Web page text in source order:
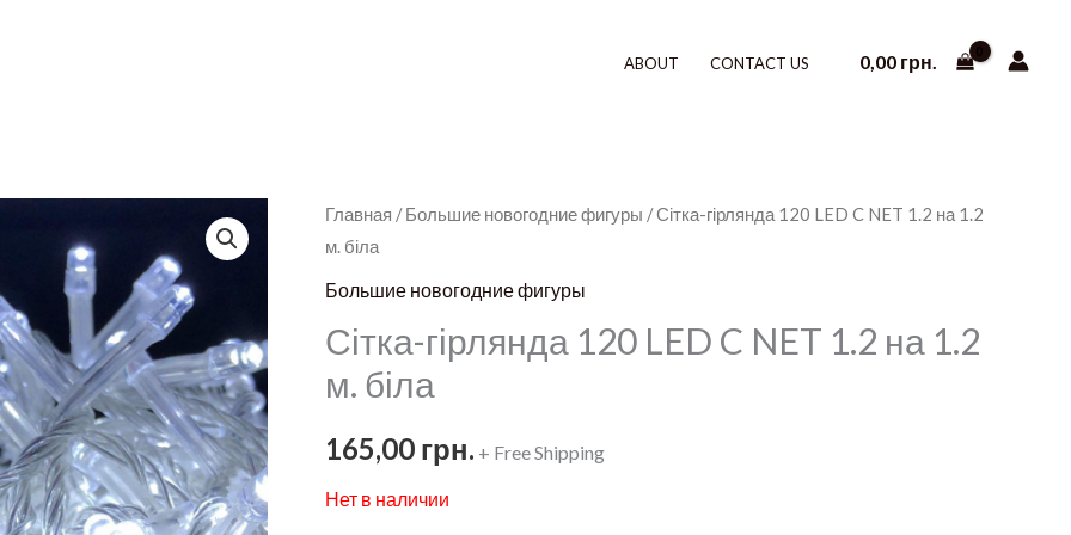
ABOUT CONTACT US 0,00 грн.
Главная /Большие новогодние фигуры / Сітка-гірлянда 120 LED C NET 1.2 на 1.2
м. біла
Большие новогодние фигуры
Сітка-гірлянда 120 LED C NET 1.2 на 1.2
м. біла
165,00 грн. + Free Shipping
Нет в наличии